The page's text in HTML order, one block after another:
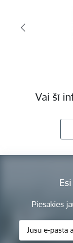
Vai šī
Piesakies